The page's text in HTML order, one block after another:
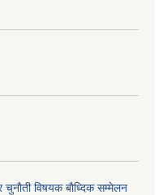
चुनाैती विषयक बाैध्दिक सम्मेलन